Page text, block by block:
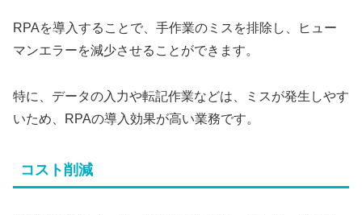
RPAを導入することで、手作業のミスを排除し、ヒュー
マンエラーを減少させることができます。
特に、データの入力や転記作業などは、ミスが発生しやす
いため、RPAの導入効果が高い業務です。
コスト削減